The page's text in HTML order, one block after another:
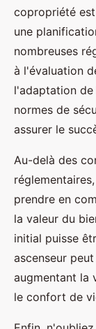
copropriété
une
nombreuses
à l'évaluation
l'adaptation
normes de
assurer le
Au-delà des
prendre en
la valeur du
initial puisse
ascenseur
augmentant la
le confort de